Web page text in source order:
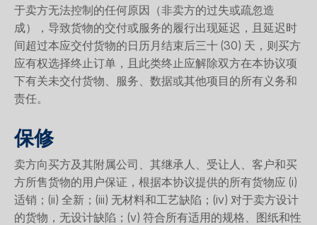
于卖方无法控制的任何原因（非卖方的过失或疏忽造
成），导致货物的交付或服务的履行出现延迟，且延迟时
间超过本应交付货物的日历月结束后三十 (30) 天，则买方
应有权选择终止订单，且此类终止应解除双方在本协议项
下有关未交付货物、服务、数据或其他项目的所有义务和
责任。
保修
卖方向买方及其附属公司、其继承人、受让人、客户和买
方所售货物的用户保证，根据本协议提供的所有货物应 (i)
适销；(ii) 全新；(iii) 无材料和工艺缺陷；(iv) 对于卖方设计
的货物，无设计缺陷；(v) 符合所有适用的规格、图纸和性